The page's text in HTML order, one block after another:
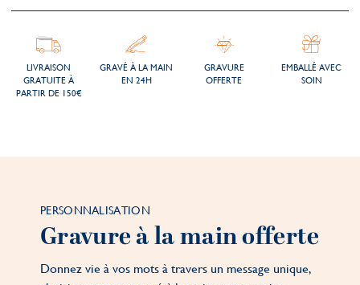
LIVRAISON
GRATUITE À
PARTIR DE 150€
GRAVÉ À LA MAIN
EN 24H
GRAVURE
OFFERTE
EMBALLÉ AVEC
SOIN
PERSONNALISATION
Gravure à la main offerte
Donnez vie à vos mots à travers un message unique,